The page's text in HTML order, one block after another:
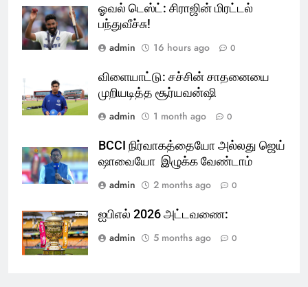
ஓவல் டெஸ்ட்: சிராஜின் மிரட்டல்
பந்துவீச்சு!
admin
16 hours ago 0
விளையாட்டு: சச்சின் சாதனையை
முறியடித்த சூர்யவன்ஷி
admin
1 month ago 0
BCCI நிர்வாகத்தையோ அல்லது ஜெய்
ஷாவையோ இழுக்க வேண்டாம்
admin
2 months ago 0
ஐபிஎல் 2026 அட்டவணை:
admin
5 months ago 0